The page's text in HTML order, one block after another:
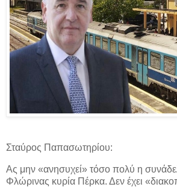
Σταύρος Παπασωτηρίου:
Ας μην «ανησυχεί» τόσο πολύ η
Φλώρινας κυρία Πέρκα. Δεν έχει